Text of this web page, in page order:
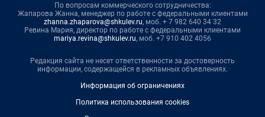
По вопросам коммерческого сотрудничества:
Жапарова Жанна, менеджер по работе с федеральными клиентами
zhanna.zhaparova@shkulev.ru, моб. + 7 982 640 34 32
Ревина Мария, директор по работе с федеральными клиентами
mariya.revina@shkulev.ru, моб. +7 910 402 4056
Редакция сайта не несет ответственности за достоверность
информации, содержащейся в рекламных объявлениях.
Информация об ограничениях
Политика использования cookies